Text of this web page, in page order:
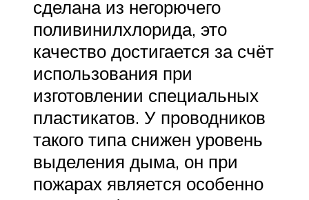
сделана из негорючего
поливинилхлорида, это
качество достигается за счёт
использования при
изготовлении специальных
пластикатов. У проводников
такого типа снижен уровень
выделения дыма, он при
пожарах является особенно